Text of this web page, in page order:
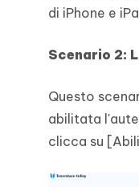
di iPhone e
Scenario 2:
Questo
abilitata
clicca su